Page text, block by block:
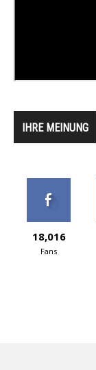
IHRE MEINUNG
18,016
Fans